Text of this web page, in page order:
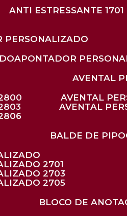
ANTI ESTRESSANTE 1701
PERSONALIZADO
APONTADOR
AVENTAL
AVENTAL
AVENTAL
BALDE DE
2701
2703
2705
BLOCO DE